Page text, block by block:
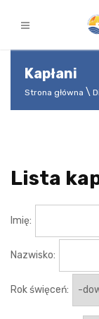
Kapłani
Strona główna
Lista
Imię:
Nazwisko:
Rok święceń: